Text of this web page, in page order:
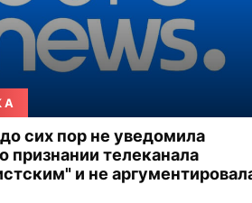
сих пор не уведомила
признании телеканала
и не